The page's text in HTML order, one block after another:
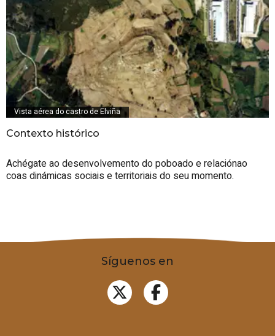
Vista aérea do castro de Elviña
Contexto histórico
Achégate ao desenvolvemento do poboado e relaciónao
coas dinámicas sociais e territoriais do seu momento.
Síguenos en